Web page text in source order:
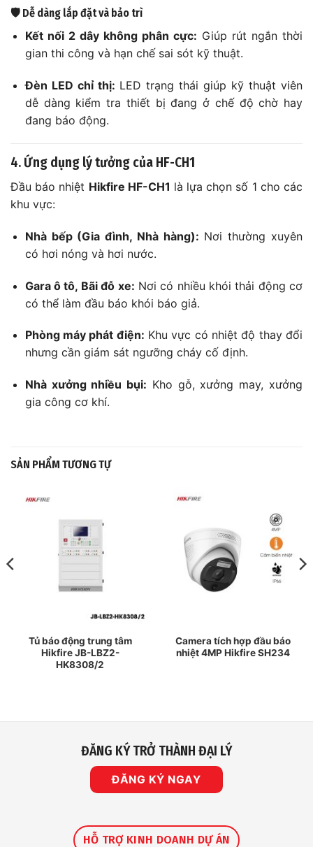
🛡️ Dễ dàng lắp đặt và bảo trì
Kết nối 2 dây không phân cực: Giúp rút ngắn thời
gian thi công và hạn chế sai sót kỹ thuật.
Đèn LED chỉ thị: LED trạng thái giúp kỹ thuật viên
dễ dàng kiểm tra thiết bị đang ở chế độ chờ hay
đang báo động.
4. Ứng dụng lý tưởng của HF-CH1
Đầu báo nhiệt Hikfire HF-CH1 là lựa chọn số 1 cho các
khu vực:
Nhà bếp (Gia đình, Nhà hàng): Nơi thường xuyên
có hơi nóng và hơi nước.
Gara ô tô, Bãi đỗ xe: Nơi có nhiều khói thải động cơ
có thể làm đầu báo khói báo giả.
Phòng máy phát điện: Khu vực có nhiệt độ thay đổi
nhưng cần giám sát ngưỡng cháy cố định.
Nhà xưởng nhiều bụi: Kho gỗ, xưởng may, xưởng
gia công cơ khí.
SẢN PHẨM TƯƠNG TỰ
Tủ báo động trung tâm
Hikfire JB-LBZ2-
HK8308/2
Camera tích hợp đầu báo
nhiệt 4MP Hikfire SH234
ĐĂNG KÝ TRỞ THÀNH ĐẠI LÝ
ĐĂNG KÝ NGAY
HỖ TRỢ KINH DOANH DỰ ÁN